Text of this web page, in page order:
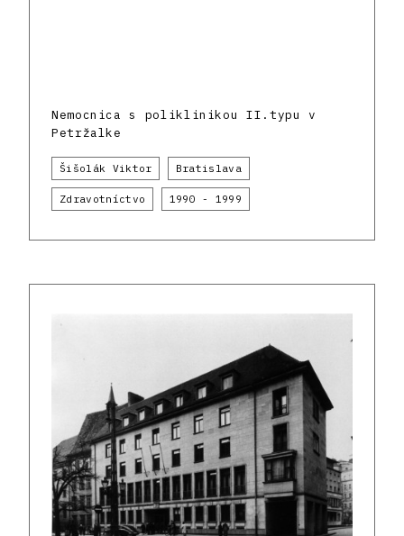
Nemocnica s poliklinikou II.typu v
Petržalke
Šišolák Viktor Bratislava
Zdravotníctvo 1990 - 1999